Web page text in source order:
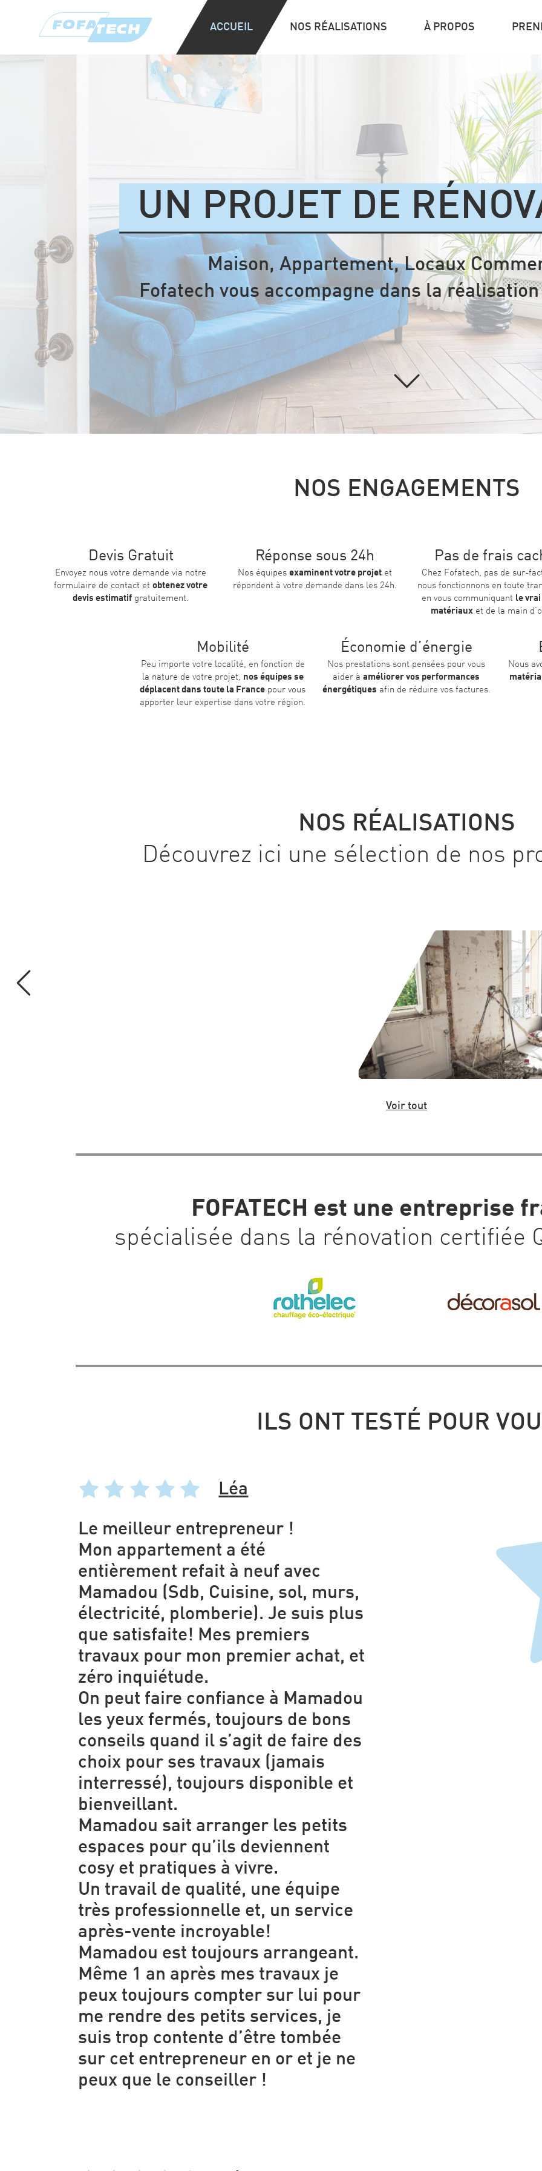
ACCUEIL NOS RÉALISATIONS À PROPOS
UN PROJET DE
Maison, Appartement, Locaux
Fofatech vous accompagne dans la
NOS ENGAGEMENTS
Devis Gratuit
Envoyez nous votre demande via notre
formulaire de contact etobtenez votre
devis estimatif gratuitement.
Réponse sous 24h
Nos équipes examinent votre projetet
répondent à votre demande dans les 24h.
Pas de frais
Chez Fofatech, pas de sur-
nous fonctionnons en toute
en vous communiquant le
matériauxet de la main
Mobilité
Peu importe votre localité, en fonction de
la nature de votre projet, nos équipes se
déplacent dans toute la France pour vous
apporter leur expertise dans votre région.
Économie d’énergie
Nos prestations sont pensées pour vous
aider àaméliorer vos performances
énergétiques afin de réduire vos factures.
Nous
NOS RÉALISATIONS
Découvrez ici une sélection de nos
Voir tout
FOFATECH est une entreprise
spécialisée dans la rénovation certifiée
ILS ONT TESTÉ POUR
Léa
Le meilleur entrepreneur !
Mon appartement a été
entièrement refait à neuf avec
Mamadou (Sdb, Cuisine, sol, murs,
électricité, plomberie). Je suis plus
que satisfaite! Mes premiers
travaux pour mon premier achat, et
zéro inquiétude.
On peut faire confiance à Mamadou
les yeux fermés, toujours de bons
conseils quand il s’agit de faire des
choix pour ses travaux (jamais
interressé), toujours disponible et
bienveillant.
Mamadou sait arranger les petits
espaces pour qu’ils deviennent
cosy et pratiques à vivre.
Un travail de qualité, une équipe
très professionnelle et, un service
après-vente incroyable!
Mamadou est toujours arrangeant.
Même 1 an après mes travaux je
peux toujours compter sur lui pour
me rendre des petits services, je
suis trop contente d’être tombée
sur cet entrepreneur en or et je ne
peux que le conseiller !